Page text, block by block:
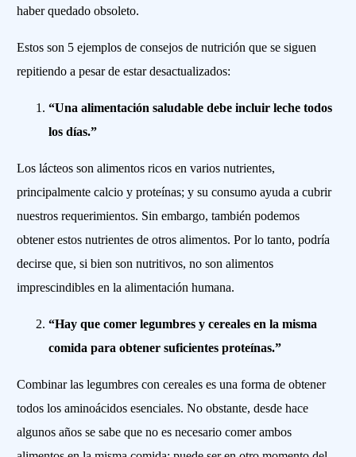
haber quedado obsoleto.
Estos son 5 ejemplos de consejos de nutrición que se siguen
repitiendo a pesar de estar desactualizados:
“Una alimentación saludable debe incluir leche todos
los días.”
Los lácteos son alimentos ricos en varios nutrientes,
principalmente calcio y proteínas; y su consumo ayuda a cubrir
nuestros requerimientos. Sin embargo, también podemos
obtener estos nutrientes de otros alimentos. Por lo tanto, podría
decirse que, si bien son nutritivos, no son alimentos
imprescindibles en la alimentación humana.
“Hay que comer legumbres y cereales en la misma
comida para obtener suficientes proteínas.”
Combinar las legumbres con cereales es una forma de obtener
todos los aminoácidos esenciales. No obstante, desde hace
algunos años se sabe que no es necesario comer ambos